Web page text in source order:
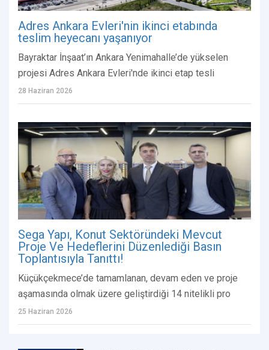
Adres Ankara Evleri'nin ikinci etabında
teslim heyecanı yaşanıyor
Bayraktar İnşaat’ın Ankara Yenimahalle’de yükselen
projesi Adres Ankara Evleri'nde ikinci etap tesli
28 Haziran 2026
Sega Yapı, Konut Sektöründeki Mevcut
Proje Ve Hedeflerini Düzenlediği Basın
Toplantısıyla Tanıttı!
Küçükçekmece’de tamamlanan, devam eden ve proje
aşamasında olmak üzere geliştirdiği 14 nitelikli pro
25 Haziran 2026